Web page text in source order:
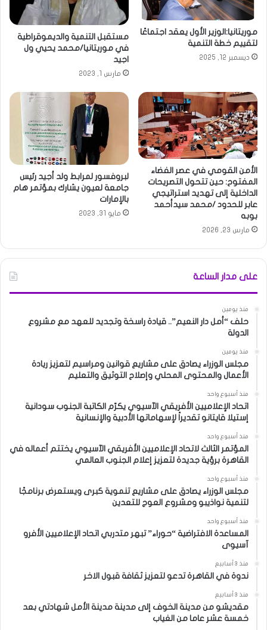
موريتانيا:الوزير الأول يعقد اجتماعًا
لتقييم خطة التنمية
ديسمبر 12, 2025
مستقبل التنمية والديموقراطية
في موريتانيا/محمد يحيي ول
اجيد
مارس 1, 2023
الأمن القومي في عصر الفضاء
المفتوح: حين تتحول التصريحات
الداخلية إلى تهديد استراتيجي
عابر للحدود /محمد سيدأحمد
بوبه
مارس 23, 2026
لبروفسور لمرابط ولد أجيد رئيس
جامعة لعيون يشارك بمؤتمر هام
بالإمارات
مايو 31, 2023
على مدار الساعة
منذ يومين
حلف “أمل دار النعيم”.. قيادة راسخة وتجديد للعهد مع مشروع
الدولة
منذ يومين
مجلس الوزراء يصادق على مشاريع قوانين ومراسيم لتعزيز ريادة
الأعمال والمحتوى المحلي وإصلاح التوثيق والتعليم
منذ أسبوع واحد
اتحاد الإعلاميين الأفريقي الآسيوي يكرّم الكاتبة الجنوب سودانية
إستيلا قايتانو تقديراً لإسهاماتها الأدبية والإنسانية
منذ أسبوع واحد
المؤتمر الثالث لاتحاد الإعلاميين الأفريقي الآسيوي يختتم أعماله في
القاهرة برؤية جديدة لتعزيز إعلام الجنوب العالمي
منذ أسبوع واحد
مجلس الوزراء يصادق على مشاريع تنموية كبرى ويستعرض برنامجًا
لتنمية نواذيبو ومشروع العوج للتعدين
منذ أسبوع واحد
المساعدة الافتراضية “حوراء” تبهر متدربي اتحاد الإعلاميين الأفرو
آسيوى
منذ 3 أسابيع
ندوة في القاهرة تدعو لتعزيز ثقافة قبول الاخر
منذ 3 أسابيع
مقديشو من مدينة الخوف إلى مدينة مدينة الأمل شهادتي بعد
خمسة عشر عاما من الغياب